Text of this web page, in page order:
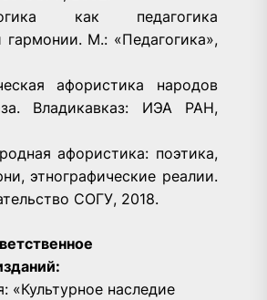
как педагогика
М.: «Педагогика»,
афористика народов
Владикавказ: ИЭА РАН,
афористика: поэтика,
этнографические реалии.
СОГУ, 2018.
наследие